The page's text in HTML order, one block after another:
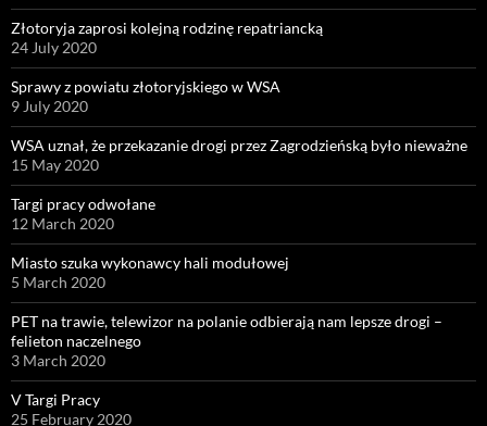
Złotoryja zaprosi kolejną rodzinę repatriancką
24 July 2020
Sprawy z powiatu złotoryjskiego w WSA
9 July 2020
WSA uznał, że przekazanie drogi przez Zagrodzieńską było nieważne
15 May 2020
Targi pracy odwołane
12 March 2020
Miasto szuka wykonawcy hali modułowej
5 March 2020
PET na trawie, telewizor na polanie odbierają nam lepsze drogi –
felieton naczelnego
3 March 2020
V Targi Pracy
25 February 2020